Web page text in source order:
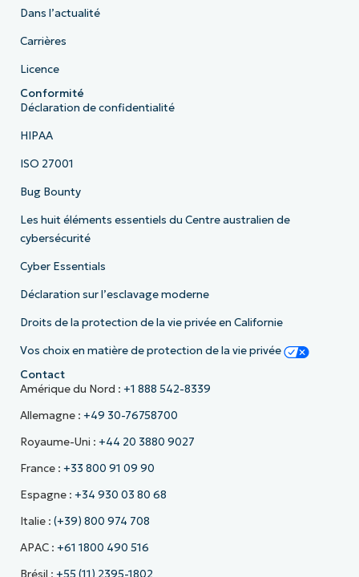
Dans l’actualité
Carrières
Licence
Conformité
Déclaration de confidentialité
HIPAA
ISO 27001
Bug Bounty
Les huit éléments essentiels du Centre australien de
cybersécurité
Cyber Essentials
Déclaration sur l’esclavage moderne
Droits de la protection de la vie privée en Californie
Vos choix en matière de protection de la vie privée
Contact
Amérique du Nord : +1 888 542-8339
Allemagne : +49 30-76758700
Royaume-Uni : +44 20 3880 9027
France : +33 800 91 09 90
Espagne : +34 930 03 80 68
Italie : (+39) 800 974 708
APAC : +61 1800 490 516